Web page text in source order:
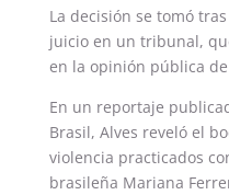
La decisión se tomó
juicio en un tribunal,
en la opinión pública
En un reportaje
Brasil, Alves reveló el
violencia practicados
brasileña Mariana